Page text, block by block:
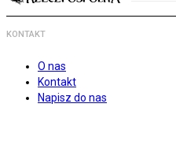
KONTAKT
O nas
Kontakt
Napisz do nas